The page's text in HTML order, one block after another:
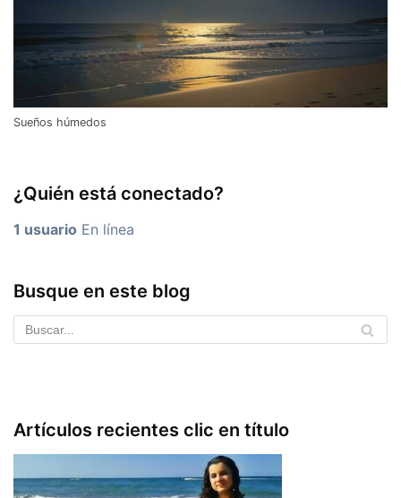
Sueños húmedos
¿Quién está conectado?
1 usuario En línea
Busque en este blog
Artículos recientes clic en título